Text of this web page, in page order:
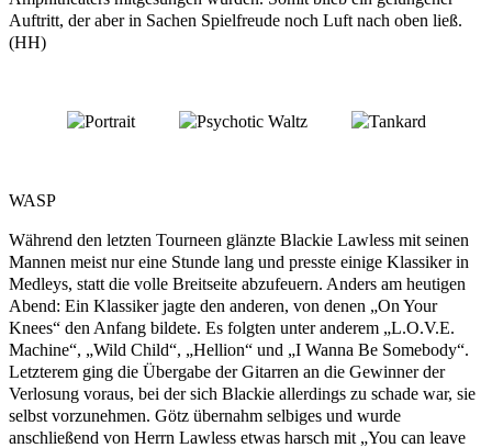
Auftritt, der aber in Sachen Spielfreude noch Luft nach oben ließ.
(HH)
WASP
Während den letzten Tourneen glänzte Blackie Lawless mit seinen
Mannen meist nur eine Stunde lang und presste einige Klassiker in
Medleys, statt die volle Breitseite abzufeuern. Anders am heutigen
Abend: Ein Klassiker jagte den anderen, von denen „On Your
Knees“ den Anfang bildete. Es folgten unter anderem „L.O.V.E.
Machine“, „Wild Child“, „Hellion“ und „I Wanna Be Somebody“.
Letzterem ging die Übergabe der Gitarren an die Gewinner der
Verlosung voraus, bei der sich Blackie allerdings zu schade war, sie
selbst vorzunehmen. Götz übernahm selbiges und wurde
anschließend von Herrn Lawless etwas harsch mit „You can leave